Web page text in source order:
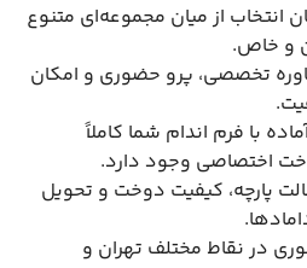
انتخاب از میان مجموعه‌ای متنوع
و خاص.
تخصصی، پرو حضوری و امکان
با فرم اندام شما کاملاً
اختصاصی وجود دارد.
پارچه، کیفیت دوخت و تحویل
در نقاط مختلف تهران و